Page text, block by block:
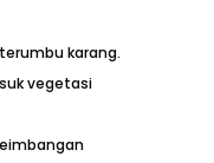
karang.
vegetasi